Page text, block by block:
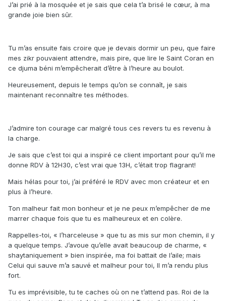
J’ai prié à la mosquée et je sais que cela t’a brisé le cœur, à ma
grande joie bien sûr.
Tu m’as ensuite fais croire que je devais dormir un peu, que faire
mes zikr pouvaient attendre, mais pire, que lire le Saint Coran en
ce djuma béni m’empêcherait d’être à l’heure au boulot.
Heureusement, depuis le temps qu’on se connaît, je sais
maintenant reconnaître tes méthodes.
J’admire ton courage car malgré tous ces revers tu es revenu à
la charge.
Je sais que c’est toi qui a inspiré ce client important pour qu’il me
donne RDV à 12H30, c’est vrai que 13H, c’était trop flagrant!
Mais hélas pour toi, j’ai préféré le RDV avec mon créateur et en
plus à l’heure.
Ton malheur fait mon bonheur et je ne peux m’empêcher de me
marrer chaque fois que tu es malheureux et en colère.
Rappelles-toi, « l’harceleuse » que tu as mis sur mon chemin, il y
a quelque temps. J’avoue qu’elle avait beaucoup de charme, «
shaytaniquement » bien inspirée, ma foi battait de l’aile; mais
Celui qui sauve m’a sauvé et malheur pour toi, Il m’a rendu plus
fort.
Tu es imprévisible, tu te caches où on ne t’attend pas. Roi de la